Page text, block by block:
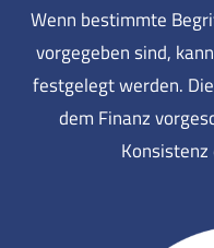
Wenn bestimmte
vorgegeben sind,
festgelegt werden.
dem Finanz